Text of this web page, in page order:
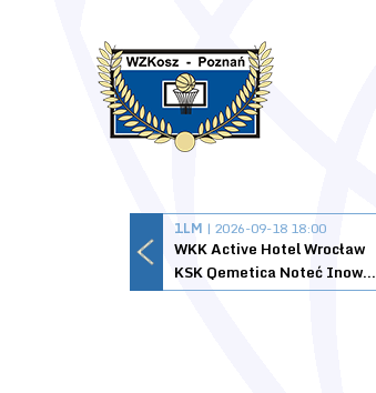
1LM | 2026-09-18 18:00
WKK Active Hotel Wrocław
KSK Qemetica Noteć Inowrocław